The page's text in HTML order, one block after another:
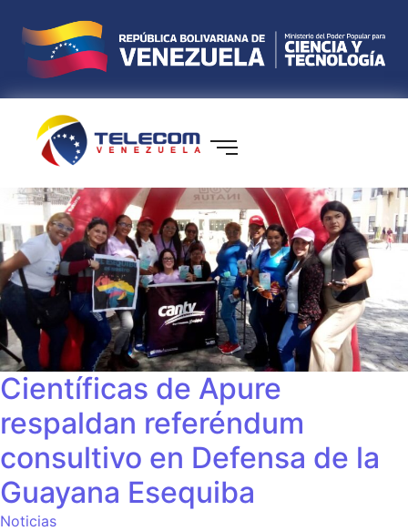
Científicas de Apure
respaldan referéndum
consultivo en Defensa de la
Guayana Esequiba
Noticias